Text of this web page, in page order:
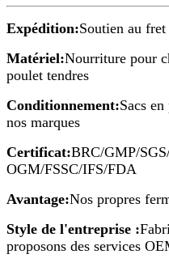
Expédition:Soutien au
Matériel:Nourriture pour
poulet tendres
Conditionnement:Sacs
nos marques
Certificat:BRC/GMP/
OGM/FSSC/IFS/FDA
Avantage:Nos propres
Style de l'entreprise :
proposons des services